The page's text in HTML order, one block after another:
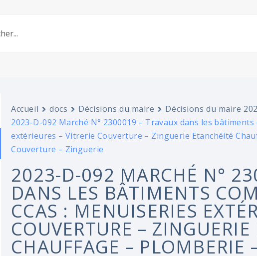
Accueil docs Décisions du maire
Décisions du maire
2023-D-092 Marché N° 2300019 – Travaux dans les
extérieures – Vitrerie Couverture – Zinguerie Etanchéité
Couverture – Zinguerie
2023-D-092 MARCHÉ N°
DANS LES BÂTIMENTS
CCAS : MENUISERIES
COUVERTURE –
CHAUFFAGE – PLOMBERIE